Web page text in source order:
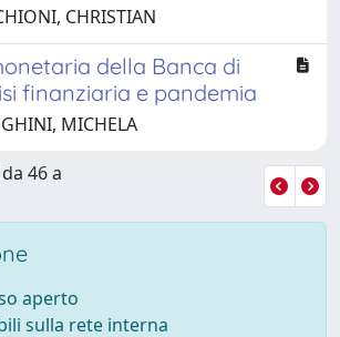
CHRISTIAN
della Banca di
finanziaria e pandemia
MICHELA
46 a
aperto
sulla rete interna